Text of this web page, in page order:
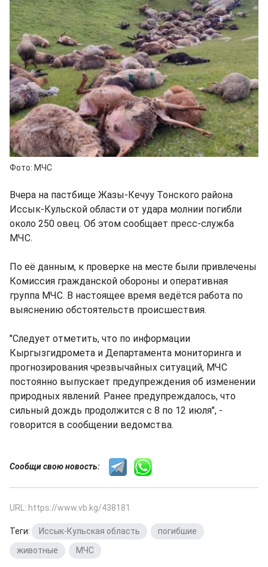
Фото: МЧС
Вчера на пастбище Жазы-Кечуу Тонского района
Иссык-Кульской области от удара молнии погибли
около 250 овец. Об этом сообщает пресс-служба
МЧС.
По её данным, к проверке на месте были привлечены
Комиссия гражданской обороны и оперативная
группа МЧС. В настоящее время ведётся работа по
выяснению обстоятельств происшествия.
"Следует отметить, что по информации
Кыргызгидромета и Департамента мониторинга и
прогнозирования чрезвычайных ситуаций, МЧС
постоянно выпускает предупреждения об изменении
природных явлений. Ранее предупреждалось, что
сильный дождь продолжится с 8 по 12 июля", -
говорится в сообщении ведомства.
Сообщи свою новость:
URL: https://www.vb.kg/438181
Теги: Иссык-Кульская область погибшие
животные
МЧС